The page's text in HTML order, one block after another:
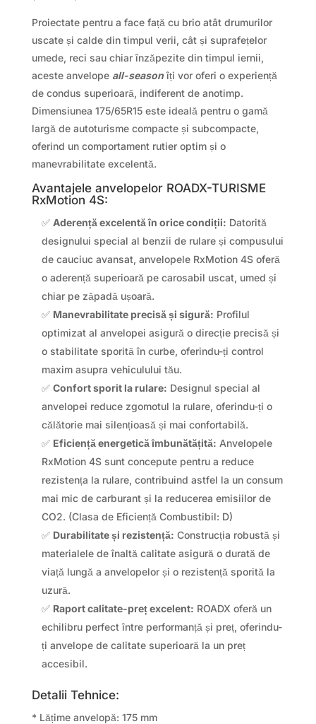
Proiectate pentru a face față cu brio atât drumurilor
uscate și calde din timpul verii, cât și suprafețelor
umede, reci sau chiar înzăpezite din timpul iernii,
aceste anvelope all-seasonîți vor oferi o experiență
de condus superioară, indiferent de anotimp.
Dimensiunea 175/65R15 este ideală pentru o gamă
largă de autoturisme compacte și subcompacte,
oferind un comportament rutier optim și o
manevrabilitate excelentă.
Avantajele anvelopelor ROADX-TURISME
RxMotion 4S:
✅ Aderență excelentă în orice condiții: Datorită
designului special al benzii de rulare și compusului
de cauciuc avansat, anvelopele RxMotion 4S oferă
o aderență superioară pe carosabil uscat, umed și
chiar pe zăpadă ușoară.
✅ Manevrabilitate precisă și sigură: Profilul
optimizat al anvelopei asigură o direcție precisă și
o stabilitate sporită în curbe, oferindu-ți control
maxim asupra vehiculului tău.
✅ Confort sporit la rulare: Designul special al
anvelopei reduce zgomotul la rulare, oferindu-ți o
călătorie mai silențioasă și mai confortabilă.
✅ Eficiență energetică îmbunătățită: Anvelopele
RxMotion 4S sunt concepute pentru a reduce
rezistența la rulare, contribuind astfel la un consum
mai mic de carburant și la reducerea emisiilor de
CO2. (Clasa de Eficiență Combustibil: D)
✅ Durabilitate și rezistență: Construcția robustă și
materialele de înaltă calitate asigură o durată de
viață lungă a anvelopelor și o rezistență sporită la
uzură.
✅ Raport calitate-preț excelent: ROADX oferă un
echilibru perfect între performanță și preț, oferindu-
ți anvelope de calitate superioară la un preț
accesibil.
Detalii Tehnice:
* Lățime anvelopă: 175 mm